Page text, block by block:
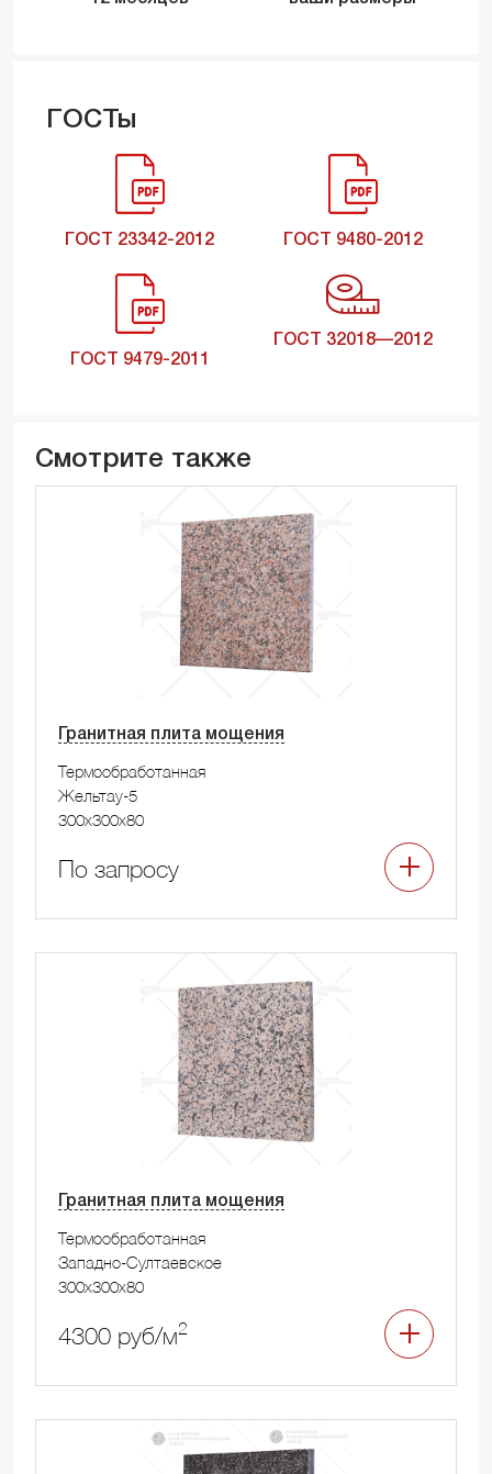
ГОСТы
ГОСТ 23342-2012 ГОСТ 9480-2012
ГОСТ 9479-2011
ГОСТ 32018—2012
Смотрите также
Гранитная плита мощения
Термообработанная
Жельтау-5
300x300x80
По запросу
Гранитная плита мощения
Термообработанная
Западно-Султаевское
300x300x80
4300 руб/м2